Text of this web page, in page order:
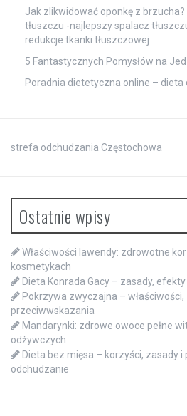
Jak zlikwidować oponkę z
tłuszczu -najlepszy spalacz
redukcje tkanki tłuszczowej
5 Fantastycznych Pomysłów na
Poradnia dietetyczna online – dieta
strefa odchudzania Częstochowa
Ostatnie wpisy
Właściwości lawendy: zdrowotne
kosmetykach
Dieta Konrada Gacy – zasady,
Pokrzywa zwyczajna –
przeciwwskazania
Mandarynki: zdrowe owoce pełne
odżywczych
Dieta bez mięsa – korzyści, zasady
odchudzanie